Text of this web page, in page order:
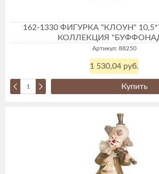
162-1330 ФИГУРКА "КЛОУН"
КОЛЛЕКЦИЯ
Артикул: 88250
1 530,04 руб.
Купить